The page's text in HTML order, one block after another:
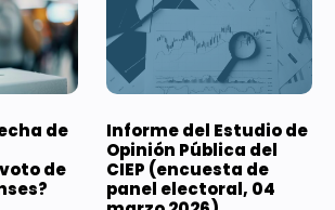
de
de
Informe del Estudio de
Opinión Pública del
CIEP (encuesta de
panel electoral, 04